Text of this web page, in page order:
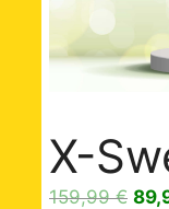
X-
159,99€ Il